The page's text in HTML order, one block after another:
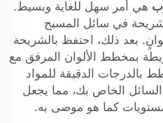
هي أمر سهل للغاية وبسيط.
في سائل المسبح
بعد ذلك، احتفظ بالشريحة
بمخطط الألوان المرفق مع
بالدرجات الدقيقة للمواد
السائل الخاص بك، مما يجعل
كما هو موصى به.